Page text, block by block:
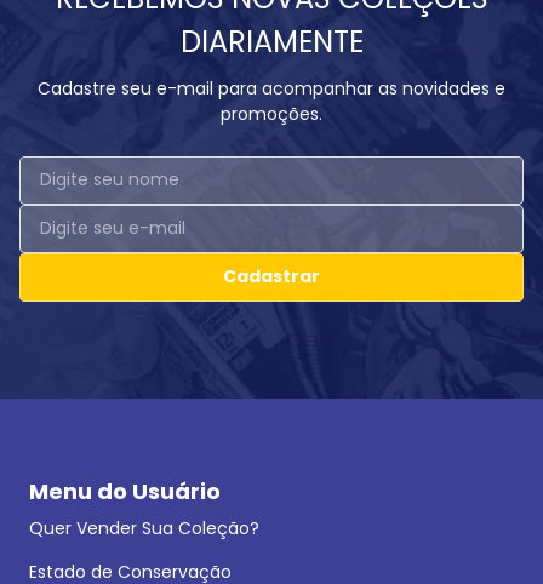
DIARIAMENTE
Cadastre seu e-mail para acompanhar as novidades e
promoções.
Cadastrar
Menu do Usuário
Quer Vender Sua Coleção?
Estado de Conservação